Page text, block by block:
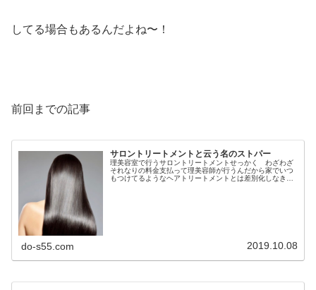
してる場合もあるんだよね〜！
前回までの記事
サロントリートメントと云う名のストパー
理美容室で行うサロントリートメントせっかく わざわざ
それなりの料金支払って理美容師が行うんだから家でいつ
もつけてるようなヘアトリートメントとは差別化しなきゃ
do-s55.com 2019.10.08